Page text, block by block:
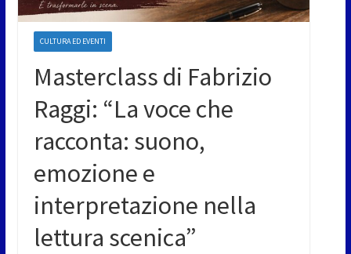
CULTURA ED EVENTI
Masterclass di Fabrizio
Raggi: “La voce che
racconta: suono,
emozione e
interpretazione nella
lettura scenica”